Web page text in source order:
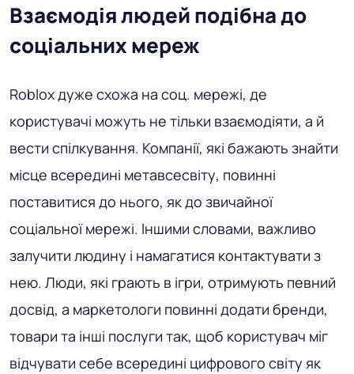
Взаємодія людей подібна до
соціальних мереж
Roblox дуже схожа на соц. мережі, де
користувачі можуть не тільки взаємодіяти, а й
вести спілкування. Компанії, які бажають знайти
місце всередині метавсесвіту, повинні
поставитися до нього, як до звичайної
соціальної мережі. Іншими словами, важливо
залучити людину і намагатися контактувати з
нею. Люди, які грають в ігри, отримують певний
досвід, а маркетологи повинні додати бренди,
товари та інші послуги так, щоб користувач міг
відчувати себе всередині цифрового світу як